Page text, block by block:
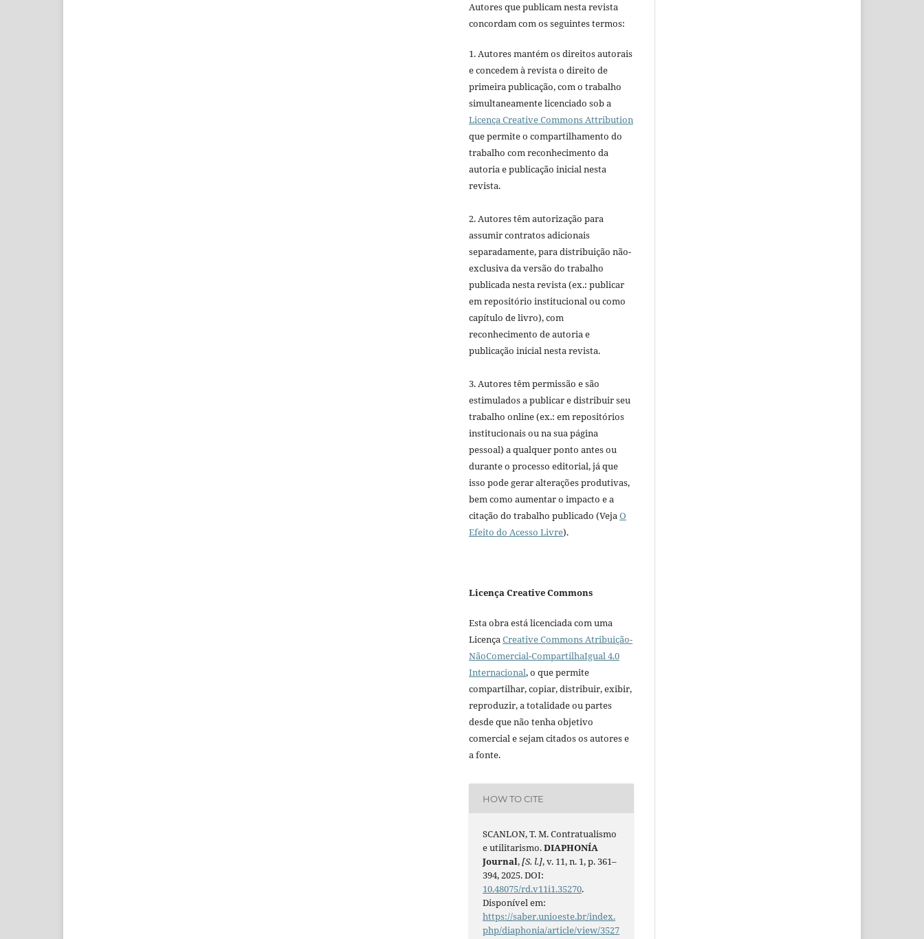
Autores que publicam nesta revista
concordam com os seguintes termos:
1. Autores mantém os direitos autorais
e concedem à revista o direito de
primeira publicação, com o trabalho
simultaneamente licenciado sob a
Licença Creative Commons Attribution
que permite o compartilhamento do
trabalho com reconhecimento da
autoria e publicação inicial nesta
revista.
2. Autores têm autorização para
assumir contratos adicionais
separadamente, para distribuição não-
exclusiva da versão do trabalho
publicada nesta revista (ex.: publicar
em repositório institucional ou como
capítulo de livro), com
reconhecimento de autoria e
publicação inicial nesta revista.
3. Autores têm permissão e são
estimulados a publicar e distribuir seu
trabalho online (ex.: em repositórios
institucionais ou na sua página
pessoal) a qualquer ponto antes ou
durante o processo editorial, já que
isso pode gerar alterações produtivas,
bem como aumentar o impacto e a
citação do trabalho publicado (VejaO
Efeito do Acesso Livre).
Licença Creative Commons
Esta obra está licenciada com uma
LicençaCreative Commons Atribuição-
NãoComercial-CompartilhaIgual 4.0
Internacional, o que permite
compartilhar, copiar, distribuir, exibir,
reproduzir, a totalidade ou partes
desde que não tenha objetivo
comercial e sejam citados os autores e
a fonte.
HOW TO CITE
SCANLON, T. M. Contratualismo
e utilitarismo.DIAPHONÍA
Journal,[S. l.], v. 11, n. 1, p. 361–
394, 2025. DOI:
10.48075/rd.v11i1.35270.
Disponível em:
https://saber.unioeste.br/index.
php/diaphonia/article/view/3527